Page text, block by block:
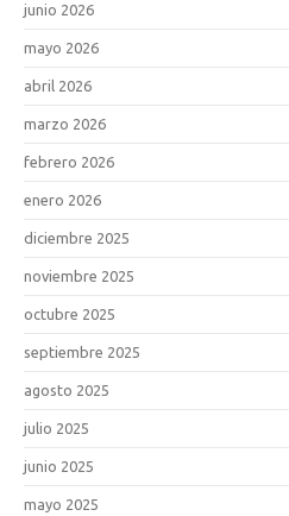
junio 2026
mayo 2026
abril 2026
marzo 2026
febrero 2026
enero 2026
diciembre 2025
noviembre 2025
octubre 2025
septiembre 2025
agosto 2025
julio 2025
junio 2025
mayo 2025